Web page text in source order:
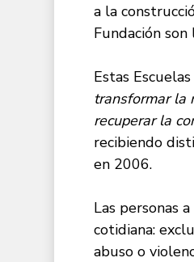
a la
Fundación son
Estas Escuelas
transformar la
recuperar la
recibiendo
en 2006.
Las personas
cotidiana:
abuso o